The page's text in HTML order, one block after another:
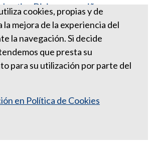
Lectios Divinas para niños
16 de agosto de
2026
cookies, propias y de
mejora de la experiencia del
la navegación. Si decide
que presta su
para su utilización por parte del
en Política de Cookies